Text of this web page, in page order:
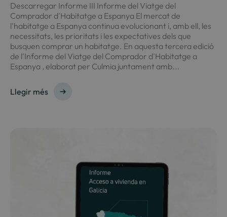
Descarregar Informe III Informe del Viatge del
Comprador d'Habitatge a Espanya El mercat de
l'habitatge a Espanya continua evolucionant i, amb ell, les
necessitats, les prioritats i les expectatives dels que
busquen comprar un habitatge. En aquesta tercera edició
de l'Informe del Viatge del Comprador d'Habitatge a
Espanya , elaborat per Culmia juntament amb...
Llegir més